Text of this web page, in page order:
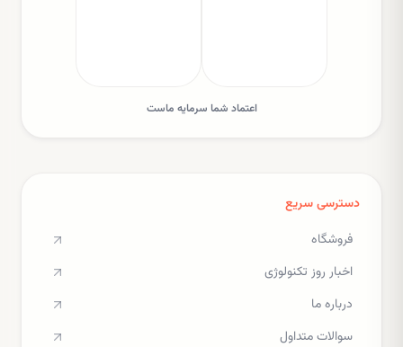
اعتماد شما سرمایه ماست
دسترسی سریع
فروشگاه
اخبار روز تکنولوژی
درباره ما
سوالات متداول